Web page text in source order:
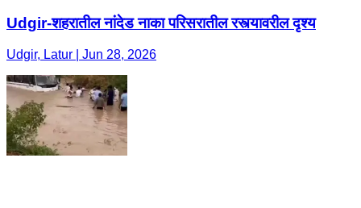
Udgir-शहरातील नांदेड नाका परिसरातील रस्त्यावरील दृश्य
Udgir, Latur | Jun 28, 2026